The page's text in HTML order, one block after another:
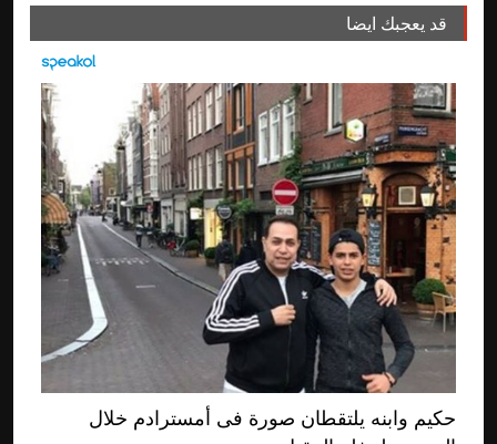
قد يعجبك ايضا
حكيم وابنه يلتقطان صورة فى أمسترادم خلال